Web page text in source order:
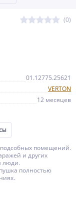
(0)
01.12775.25621
VERTON
12 месяцев
помещений.
и других
люди.
полностью